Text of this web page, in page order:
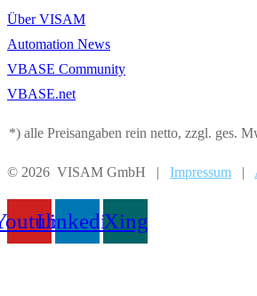
Über VISAM
Automation News
VBASE Community
VBASE.net
*) alle Preisangaben rein netto, zzgl. ges.
© 2026 VISAM GmbH | Impressum |
LinkedinXing